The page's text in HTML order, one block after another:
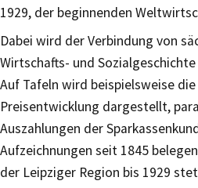
1929, der beginnenden
Dabei wird der Verbindung von
Wirtschafts- und
Auf Tafeln wird beispielsweise
Preisentwicklung dargestellt,
Auszahlungen der
Aufzeichnungen seit 1845
der Leipziger Region bis 1929